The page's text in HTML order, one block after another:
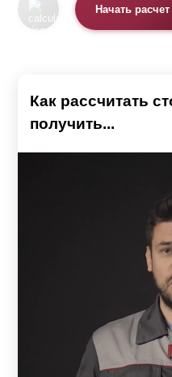
Начать расчет
Как рассчитать
получить...